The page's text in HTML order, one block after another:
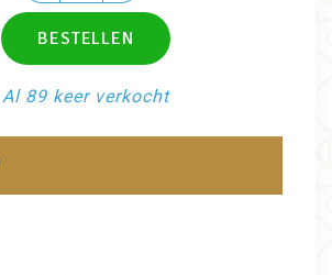
Al 89 keer verkocht